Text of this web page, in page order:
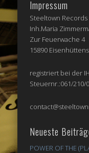
Impressum
Steeltown Records
Inh.Maria
Zur Feuerwache 4
15890
registriert bei der
Steuernr.:061/210/
Neueste
POWER OF THE